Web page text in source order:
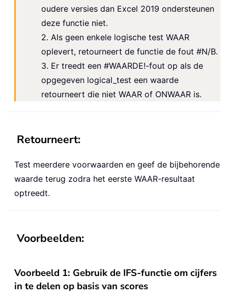
oudere versies dan Excel 2019 ondersteunen
deze functie niet.
2. Als geen enkele logische test WAAR
oplevert, retourneert de functie de fout #N/B.
3. Er treedt een #WAARDE!-fout op als de
opgegeven logical_test een waarde
retourneert die niet WAAR of ONWAAR is.
Retourneert:
Test meerdere voorwaarden en geef de bijbehorende
waarde terug zodra het eerste WAAR-resultaat
optreedt.
Voorbeelden:
Voorbeeld 1: Gebruik de IFS-functie om cijfers
in te delen op basis van scores